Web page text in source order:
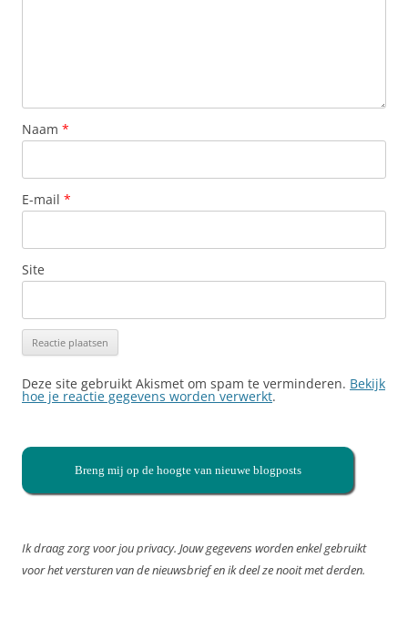
Naam *
E-mail *
Site
Deze site gebruikt Akismet om spam te verminderen. Bekijk
hoe je reactie gegevens worden verwerkt.
Breng mij op de hoogte van nieuwe blogposts
Ik draag zorg voor jou privacy. Jouw gegevens worden enkel gebruikt
voor het versturen van de nieuwsbrief en ik deel ze nooit met derden.